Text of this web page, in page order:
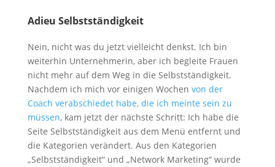
Adieu Selbstständigkeit
Nein, nicht was du jetzt vielleicht denkst. Ich bin
weiterhin Unternehmerin, aber ich begleite Frauen
nicht mehr auf dem Weg in die Selbstständigkeit.
Nachdem ich mich vor einigen Wochen von der
Coach verabschiedet habe, die ich meinte sein zu
müssen, kam jetzt der nächste Schritt: Ich habe die
Seite Selbstständigkeit aus dem Menü entfernt und
die Kategorien verändert. Aus den Kategorien
„Selbstständigkeit“ und „Network Marketing“ wurde